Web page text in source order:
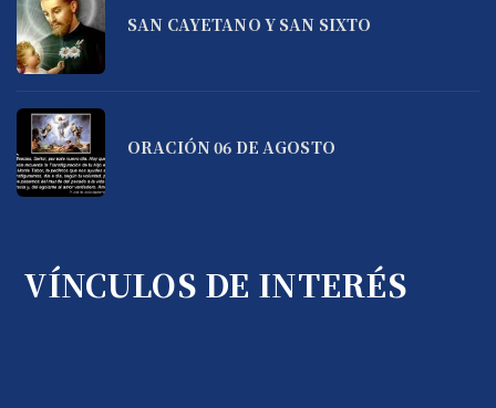
SAN CAYETANO Y SAN SIXTO
ORACIÓN 06 DE AGOSTO
VÍNCULOS DE INTERÉS